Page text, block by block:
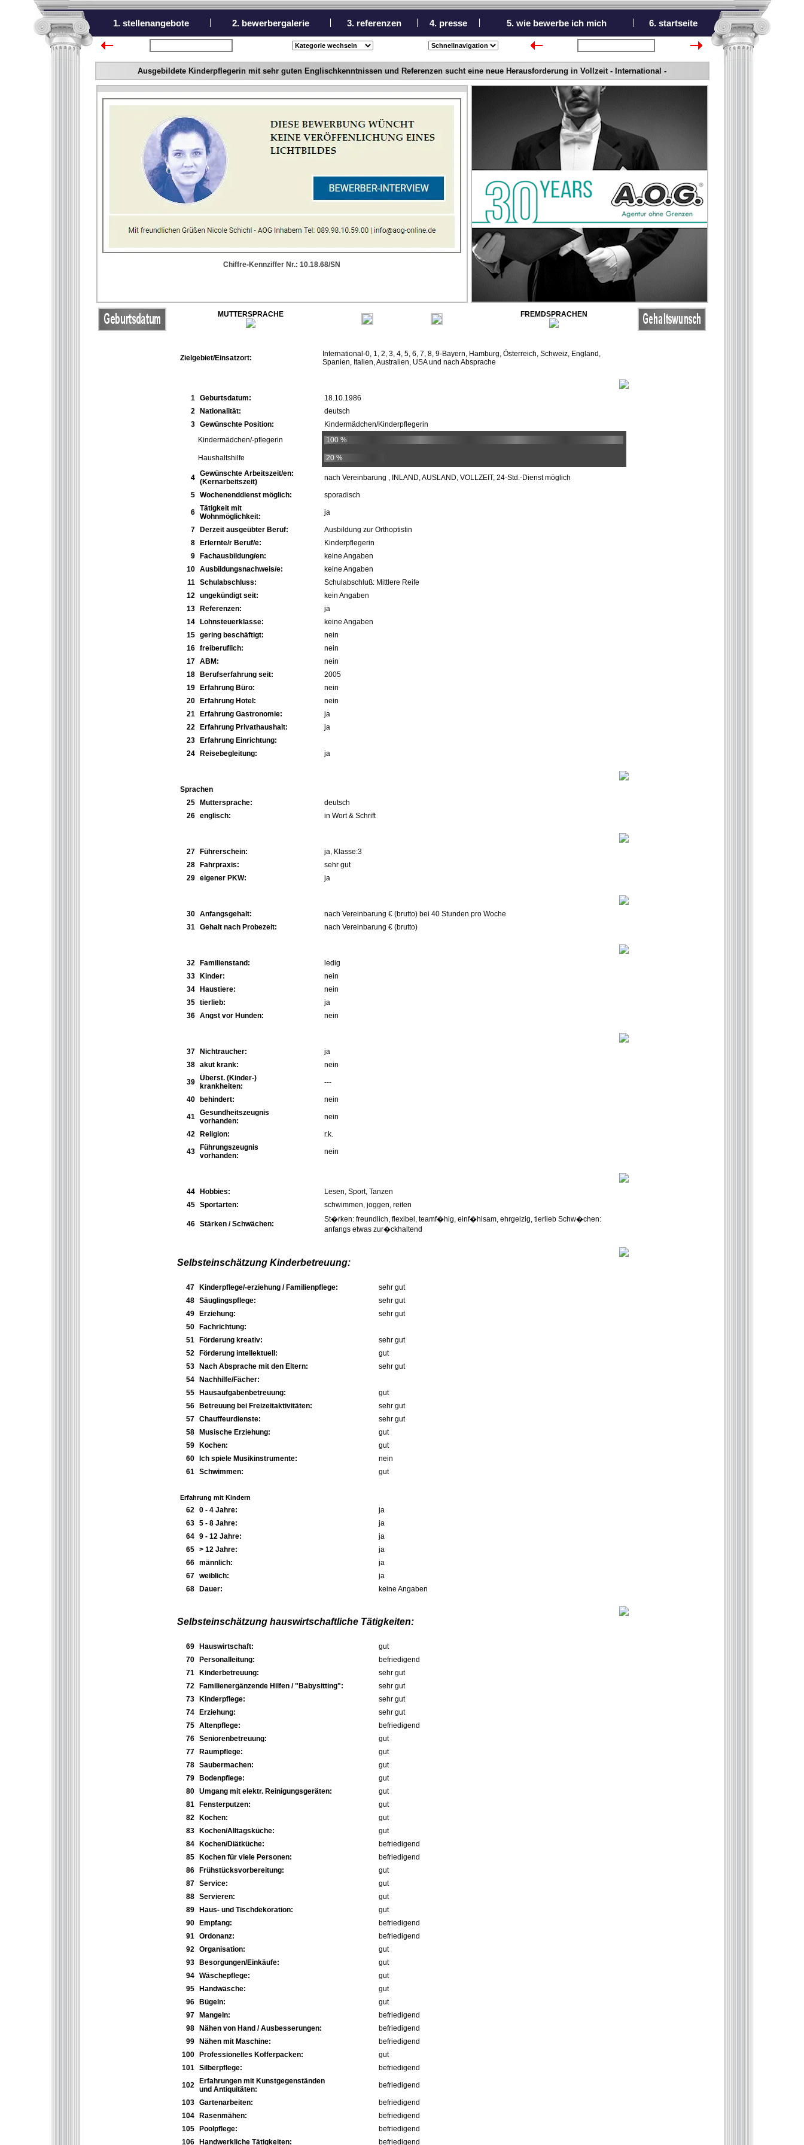
1. stellenangebote 2. bewerbergalerie 3. referenzen 4. presse 5. wie bewerbe ich mich 6. startseite
Ausgebildete Kinderpflegerin mit sehr guten Englischkenntnissen und Referenzen sucht eine neue Herausforderung in Vollzeit - International -
Chiffre-Kennziffer Nr.: 10.18.68/SN
MUTTERSPRACHE FREMDSPRACHEN
Zielgebiet/Einsatzort:
International-0, 1, 2, 3, 4, 5, 6, 7, 8, 9-Bayern, Hamburg, Österreich, Schweiz, England,
Spanien, Italien, Australien, USA und nach Absprache
1 Geburtsdatum:
18.10.1986
2
Nationalität:
deutsch
3 Gewünschte Position:
Kindermädchen/Kinderpflegerin
Kindermädchen/-pflegerin
100 %
Haushaltshilfe 20 %
4 Gewünschte Arbeitszeit/en:
(Kernarbeitszeit)
nach Vereinbarung , INLAND, AUSLAND, VOLLZEIT, 24-Std.-Dienst möglich
5 Wochenenddienst möglich: sporadisch
6 Tätigkeit mit
Wohnmöglichkeit:
ja
7 Derzeit ausgeübter Beruf:
Ausbildung zur Orthoptistin
8
Erlernte/r Beruf/e:
Kinderpflegerin
9
Fachausbildung/en:
keine Angaben
10 Ausbildungsnachweis/e:
keine Angaben
11 Schulabschluss:
Schulabschluß: Mittlere Reife
12 ungekündigt seit:
kein Angaben
13
Referenzen:
ja
14
Lohnsteuerklasse:
keine Angaben
15 gering beschäftigt:
nein
16 freiberuflich:
nein
17 ABM:
nein
18
Berufserfahrung seit:
2005
19
Erfahrung Büro:
nein
20
Erfahrung Hotel:
nein
21
Erfahrung Gastronomie:
ja
22
Erfahrung Privathaushalt:
ja
23
Erfahrung Einrichtung:
24
Reisebegleitung: ja
Sprachen
25
Muttersprache:
deutsch
26 englisch: in Wort & Schrift
27 Führerschein:
ja, Klasse:3
28
Fahrpraxis:
sehr gut
29 eigener PKW: ja
30 Anfangsgehalt:
nach Vereinbarung € (brutto) bei 40 Stunden pro Woche
31 Gehalt nach Probezeit: nach Vereinbarung € (brutto)
32 Familienstand:
ledig
33
Kinder:
nein
34
Haustiere:
nein
35 tierlieb:
ja
36 Angst vor Hunden: nein
37 Nichtraucher:
ja
38 akut krank: nein
39 Überst. (Kinder-)
krankheiten:
---
40 behindert: nein
41 Gesundheitszeugnis
vorhanden:
nein
42 Religion: r.k.
43
Führungszeugnis
vorhanden:
nein
44 Hobbies:
Lesen, Sport, Tanzen
45 Sportarten: schwimmen, joggen, reiten
46 Stärken / Schwächen:
St�rken: freundlich, flexibel, teamf�hig, einf�hlsam, ehrgeizig, tierlieb Schw�chen:
anfangs etwas zur�ckhaltend
Selbsteinschätzung Kinderbetreuung:
47 Kinderpflege/-erziehung / Familienpflege:
sehr gut
48 Säuglingspflege:
sehr gut
49
Erziehung:
sehr gut
50
Fachrichtung:
51
Förderung kreativ:
sehr gut
52
Förderung intellektuell:
gut
53
Nach Absprache mit den Eltern:
sehr gut
54
Nachhilfe/Fächer:
55
Hausaufgabenbetreuung:
gut
56
Betreuung bei Freizeitaktivitäten:
sehr gut
57 Chauffeurdienste:
sehr gut
58
Musische Erziehung:
gut
59
Kochen:
gut
60
Ich spiele Musikinstrumente:
nein
61 Schwimmen: gut
Erfahrung mit Kindern
62 0 - 4 Jahre:
ja
63 5 - 8 Jahre:
ja
64 9 - 12 Jahre:
ja
65 > 12 Jahre:
ja
66 männlich:
ja
67 weiblich:
ja
68
Dauer: keine Angaben
Selbsteinschätzung hauswirtschaftliche Tätigkeiten:
69 Hauswirtschaft:
gut
70
Personalleitung:
befriedigend
71
Kinderbetreuung:
sehr gut
72
Familienergänzende Hilfen / "Babysitting":
sehr gut
73
Kinderpflege:
sehr gut
74
Erziehung:
sehr gut
75 Altenpflege:
befriedigend
76 Seniorenbetreuung:
gut
77
Raumpflege:
gut
78 Saubermachen:
gut
79
Bodenpflege:
gut
80 Umgang mit elektr. Reinigungsgeräten:
gut
81
Fensterputzen:
gut
82
Kochen:
gut
83
Kochen/Alltagsküche:
gut
84
Kochen/Diätküche:
befriedigend
85
Kochen für viele Personen:
befriedigend
86
Frühstücksvorbereitung:
gut
87 Service:
gut
88 Servieren:
gut
89
Haus- und Tischdekoration:
gut
90
Empfang:
befriedigend
91 Ordonanz:
befriedigend
92 Organisation:
gut
93
Besorgungen/Einkäufe:
gut
94 Wäschepflege:
gut
95
Handwäsche:
gut
96
Bügeln:
gut
97
Mangeln:
befriedigend
98
Nähen von Hand / Ausbesserungen:
befriedigend
99
Nähen mit Maschine:
befriedigend
100
Professionelles Kofferpacken:
gut
101 Silberpflege: befriedigend
102
Erfahrungen mit Kunstgegenständen
und Antiquitäten:
befriedigend
103 Gartenarbeiten:
befriedigend
104
Rasenmähen:
befriedigend
105
Poolpflege:
befriedigend
106
Handwerkliche Tätigkeiten: befriedigend